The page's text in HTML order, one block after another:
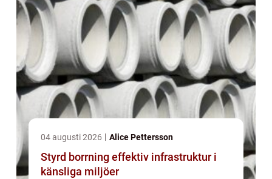
04 augusti 2026 Alice Pettersson
Styrd borrning effektiv infrastruktur i
känsliga miljöer